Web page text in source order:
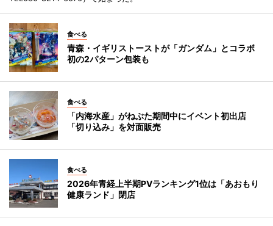
食べる
青森・イギリストーストが「ガンダム」とコラボ
初の2パターン包装も
食べる
「内海水産」がねぶた期間中にイベント初出店
「切り込み」を対面販売
食べる
2026年青経上半期PVランキング1位は「あおもり
健康ランド」閉店